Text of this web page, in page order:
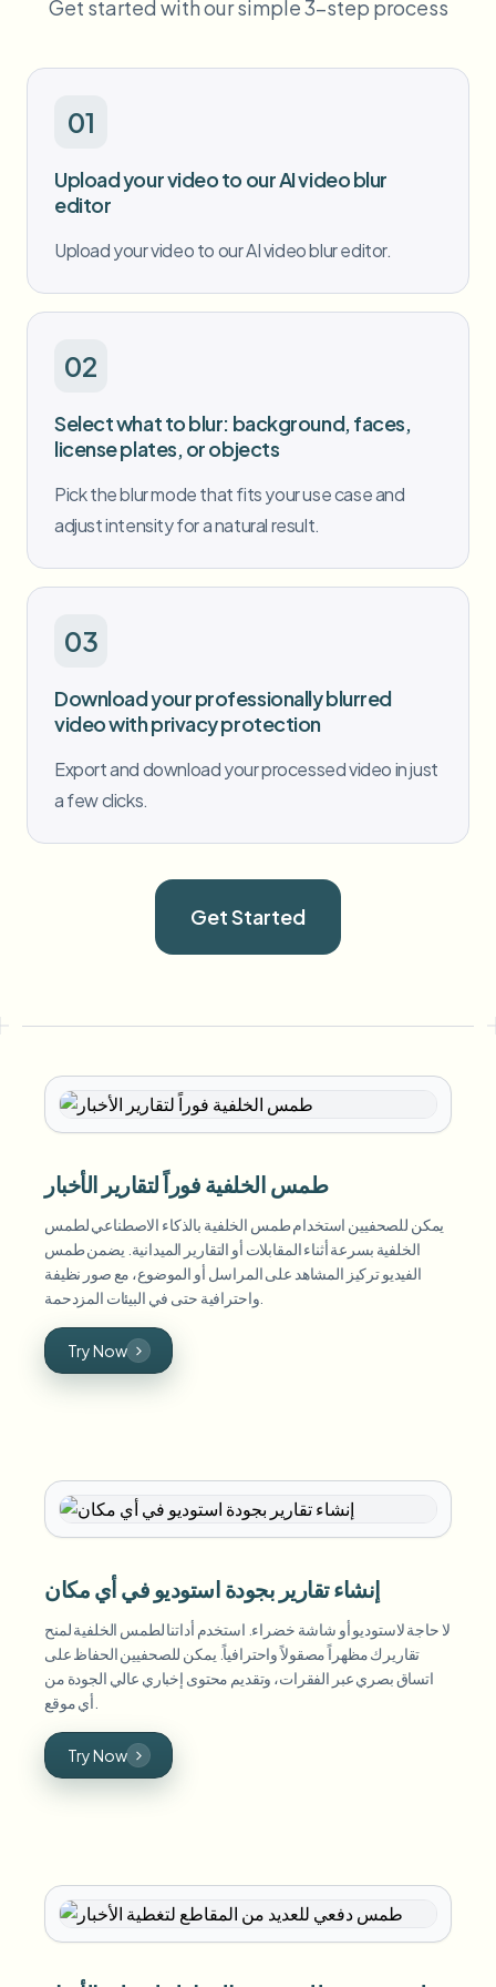
ذكاء الفيديو
طمس فيديوهات بالجملة
عالج عدة فيديوهات دفعة واحدة
طمس الوجه بالجملة
مناطق المؤسسات والسياسات والمراجعة
أتمتة التحميلات والمهام وخطافات الويب
نموذج الاتصال
إزالة الخلفية بالجملة
Get started with our simple 3-step process
01
Upload your video to our AI video blur
editor
Upload your video to our AI video blur editor.
02
Select what to blur: background, faces,
license plates, or objects
Pick the blur mode that fits your use case and
adjust intensity for a natural result.
03
Download your professionally blurred
video with privacy protection
Export and download your processed video in just
a few clicks.
Get Started
طمس الخلفية فوراً لتقارير الأخبار
يمكن للصحفيين استخدام طمس الخلفية بالذكاء الاصطناعي لطمس
الخلفية بسرعة أثناء المقابلات أو التقارير الميدانية. يضمن طمس
الفيديو تركيز المشاهد على المراسل أو الموضوع، مع صور نظيفة
Try Now
إنشاء تقارير بجودة استوديو في أي مكان
لا حاجة لاستوديو أو شاشة خضراء. استخدم أداتنا لطمس الخلفية لمنح
تقاريرك مظهراً مصقولاً واحترافياً. يمكن للصحفيين الحفاظ على
اتساق بصري عبر الفقرات، وتقديم محتوى إخباري عالي الجودة من
Try Now